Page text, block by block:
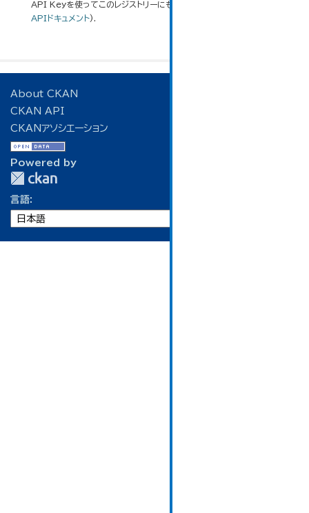
API Keyを使ってこのレジストリーにもアクセス可能です
APIドキュメント).
About CKAN
CKAN API
CKANアソシエーション
Powered by
言語